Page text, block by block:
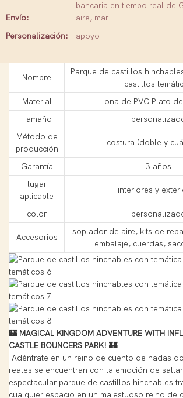
bancaria en tiempo real de
Envío:
aire, mar
Personalización:
apoyo
Nombre
Parque de castillos
castillos
Material
Lona de PVC Plato
Tamaño
Método de
producción
costura (doble y
Garantía
3 años
lugar
aplicable
interiores y
color
Accesorios
soplador de aire, kits de
embalaje, cuerdas,
🏰 MAGICAL KINGDOM ADVENTURE WITH
CASTLE BOUNCERS PARK! 🏰
¡Adéntrate en un reino de cuento de hadas
reales se encuentran con la emoción de
espectacular parque de castillos hinchables
cualquier espacio en un majestuoso reino de